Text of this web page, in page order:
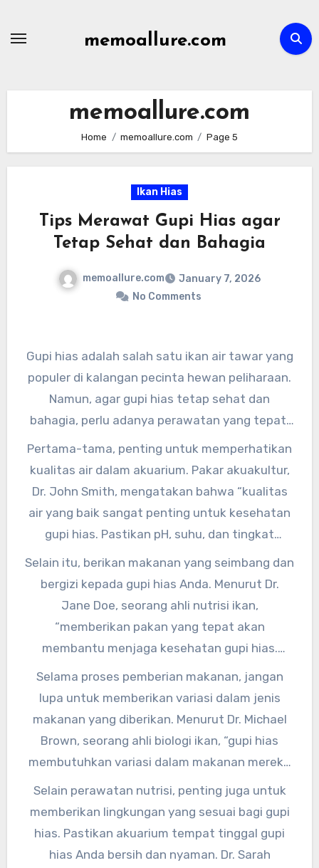
memoallure.com
memoallure.com
Home memoallure.com Page 5
Ikan Hias
Tips Merawat Gupi Hias agar
Tetap Sehat dan Bahagia
memoallure.com
January 7, 2026
No Comments
Gupi hias adalah salah satu ikan air tawar yang
populer di kalangan pecinta hewan peliharaan.
Namun, agar gupi hias tetap sehat dan
bahagia, perlu adanya perawatan yang tepat.
Berikut adalah beberapa tips merawat gupi
hias agar tetap sehat dan bahagia.
Pertama-tama, penting untuk memperhatikan
kualitas air dalam akuarium. Pakar akuakultur,
Dr. John Smith, mengatakan bahwa “kualitas
air yang baik sangat penting untuk kesehatan
gupi hias. Pastikan pH, suhu, dan tingkat
amonia dalam air terjaga dengan baik.”
Selain itu, berikan makanan yang seimbang dan
bergizi kepada gupi hias Anda. Menurut Dr.
Jane Doe, seorang ahli nutrisi ikan,
“memberikan pakan yang tepat akan
membantu menjaga kesehatan gupi hias.
Pastikan untuk memberikan makanan yang
mengandung semua nutrisi yang dibutuhkan
oleh ikan ini.”
Selama proses pemberian makanan, jangan
lupa untuk memberikan variasi dalam jenis
makanan yang diberikan. Menurut Dr. Michael
Brown, seorang ahli biologi ikan, “gupi hias
membutuhkan variasi dalam makanan mereka
agar tetap sehat dan bahagia. Berikan
makanan alami seperti cacing sutera atau
larva nyamuk secara berkala.”
Selain perawatan nutrisi, penting juga untuk
memberikan lingkungan yang sesuai bagi gupi
hias. Pastikan akuarium tempat tinggal gupi
hias Anda bersih dan nyaman. Dr. Sarah